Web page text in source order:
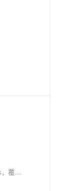
本文深入解析Python中12个核心数据处理模块，涵盖csv、pandas、pickle、shelve、struct、configparser、xml、numpy、array、sqlite3和msgpack，覆盖表格处理、序列化、配置管理、科学计算等六大场景，结合真实案例与决策树，助你高效应对各类数据挑战。（238字）